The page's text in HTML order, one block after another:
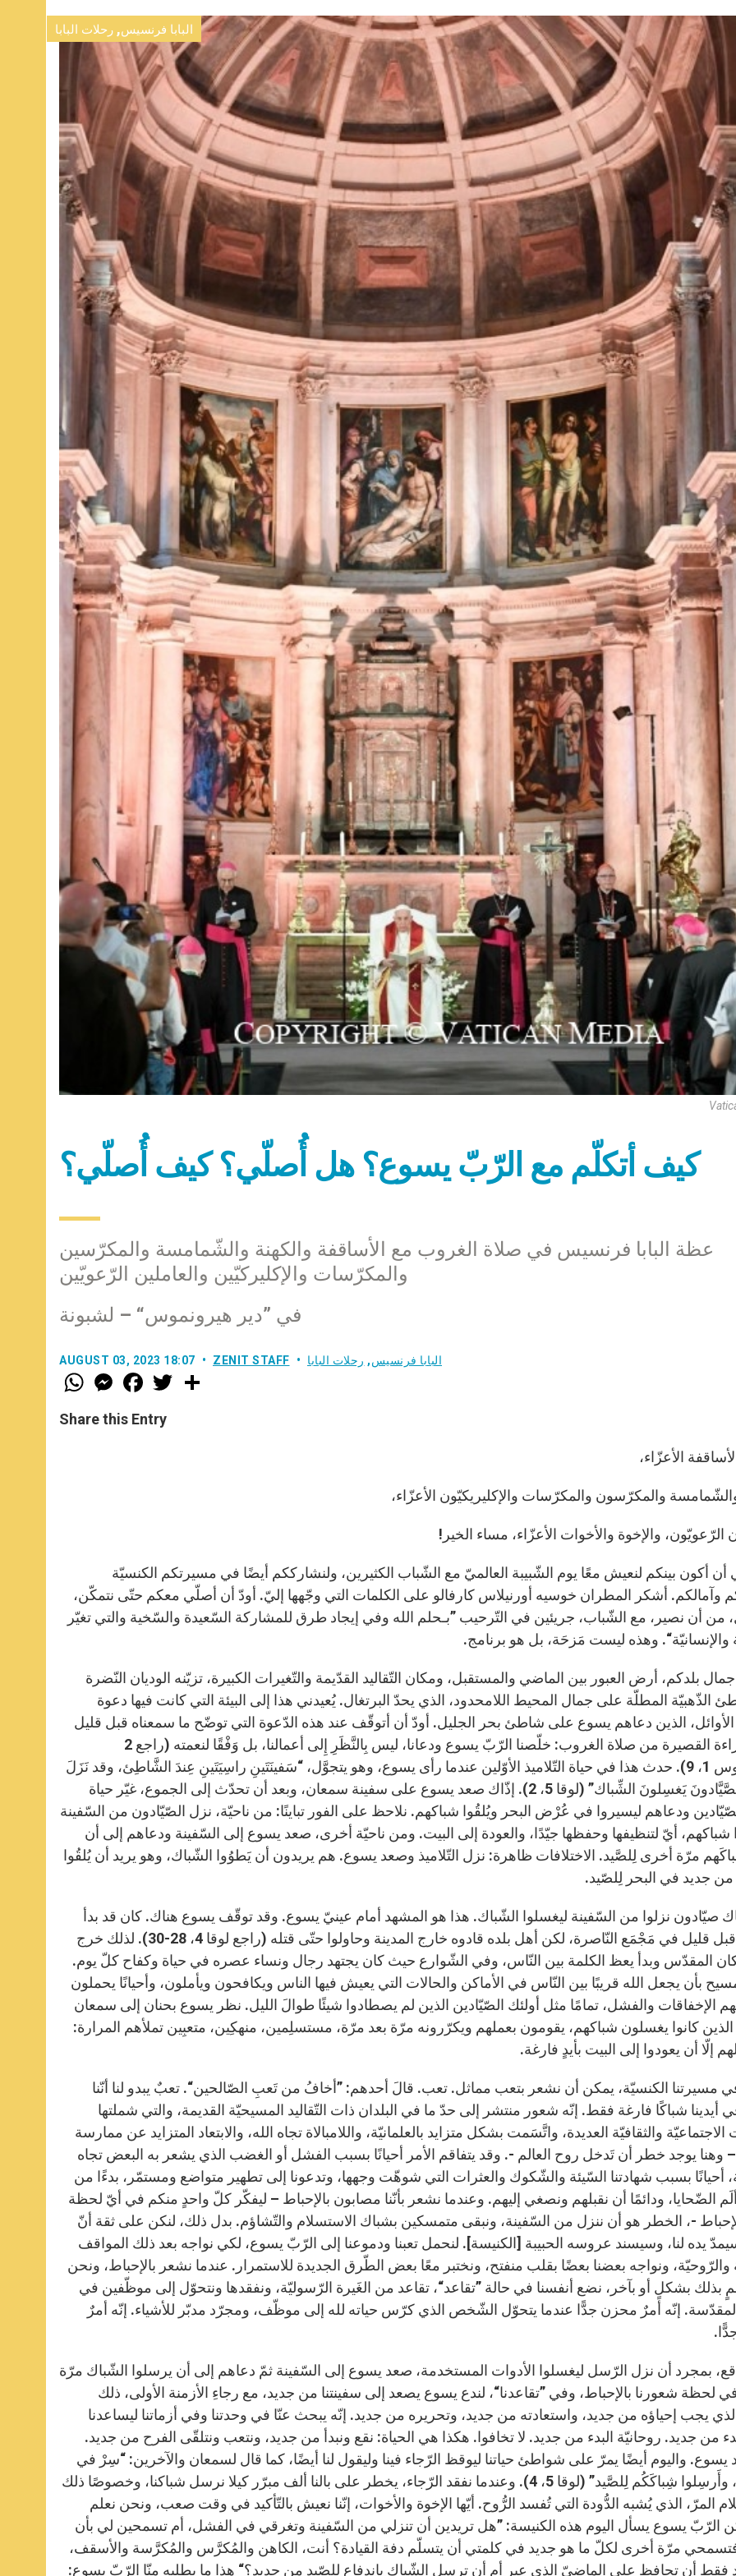
البابا فرنسيس, رحلات البابا
كيف أتكلّم مع الرّبّ يسوع؟ هل أُصلّي؟ كيف أُصلّي؟
عظة البابا فرنسيس في صلاة الغروب مع الأساقفة والكهنة والشّمامسة والمكرّسين
والمكرّسات والإكليركيّين والعاملين الرّعويّين
في ”دير هيرونموس“ – لشبونة
AUGUST 03, 2023 18:07 ZENIT STAFF البابا فرنسيس, رحلات البابا
W
h
t
s
M
e
s
e
F
a
e
b
w
Share this Entry
الأعزّاء،
والمكرّسون والمكرّسات والإكليريكيّون الأعزّاء،
الرّعويّون، والإخوة والأخوات الأعزّاء، مساء الخير!
أكون بينكم لنعيش معًا يوم الشّبيبة العالميّ مع الشّباب الكثيرين، ولنشارككم أيضًا في مسيرتكم الكنسيّة
وآمالكم. أشكر المطران خوسيه أورنيلاس كارفالو على الكلمات التي وجّهها إليّ. أودّ أن أصلّي معكم حتّى نتمكّن،
من أن نصير، مع الشّباب، جريئين في التّرحيب ”بـحلم الله وفي إيجاد طرق للمشاركة السّعيدة والسّخية والتي تغيّر
والإنسانيّة“. وهذه ليست مَزحَة، بل هو برنامج.
بلدكم، أرض العبور بين الماضي والمستقبل، ومكان التّقاليد القدّيمة والتّغيرات الكبيرة، تزيّنه الوديان النّضرة
الذّهبيّة المطلّة على جمال المحيط اللامحدود، الذي يحدّ البرتغال. يُعيدني هذا إلى البيئة التي كانت فيها دعوة
الأوائل، الذين دعاهم يسوع على شاطئ بحر الجليل. أودّ أن أتوقّف عند هذه الدّعوة التي توضّح ما سمعناه قبل قليل
في القراءة القصيرة من صلاة الغروب: خلّصنا الرّبّ يسوع ودعانا، ليس بِالنَّظَرِ إِلى أعمالنا، بل وَفْقًا لنعمته (راجع 2
طيموتاوس 1، 9). حدث هذا في حياة التّلاميذ الأوّلين عندما رأى يسوع، وهو يتجوَّل، “سَفينَتَينِ راسِيَتَينِ عِندَ الشَّاطِئ، وقد نَزَلَ
مِنهُما الصَّيَّادونَ يَغسِلونَ الشِّباك” (لوقا 5، 2). إذّاك صعد يسوع على سفينة سمعان، وبعد أن تحدّث إلى الجموع، غيّر حياة
ودعاهم ليسيروا في عُرْض البحر ويُلقُوا شباكهم. نلاحظ على الفور تباينًا: من ناحيّة، نزل الصّيّادون من السّفينة
شباكهم، أيّ لتنظيفها وحفظها جيّدًا، والعودة إلى البيت. ومن ناحيّة أخرى، صعد يسوع إلى السّفينة ودعاهم إلى أن
مرّة أخرى لِلصَّيد. الاختلافات ظاهرة: نزل التّلاميذ وصعد يسوع. هم يريدون أن يَطوُوا الشّباك، وهو يريد أن يُلقُوا
من جديد في البحر لِلصّيد.
صيّادون نزلوا من السّفينة ليغسلوا الشّباك. هذا هو المشهد أمام عينيّ يسوع. وقد توقّف يسوع هناك. كان قد بدأ
كرازته قبل قليل في مَجْمَع النّاصرة، لكن أهل بلده قادوه خارج المدينة وحاولوا حتّى قتله (راجع لوقا 4، 28-30). لذلك خرج
المقدّس وبدأ يعظ الكلمة بين النّاس، وفي الشّوارع حيث كان يجتهد رجال ونساء عصره في حياة وكفاح كلّ يوم.
بأن يجعل الله قريبًا بين النّاس في الأماكن والحالات التي يعيش فيها الناس ويكافحون ويأملون، وأحيانًا يحملون
الإخفاقات والفشل، تمامًا مثل أولئك الصّيّادين الذين لم يصطادوا شيئًا طوالَ الليل. نظر يسوع بحنان إلى سمعان
كانوا يغسلون شباكهم، يقومون بعملهم ويكرّرونه مرّة بعد مرّة، مستسلِمين، منهكِين، متعبِين تملأهم المرارة:
إلّا أن يعودوا إلى البيت بأيدٍ فارغة.
في مسيرتنا الكنسيّة، يمكن أن نشعر بتعب مماثل. تعب. قالَ أحدهم: ”أخافُ من تَعبِ الصّالحين“. تعبٌ يبدو لنا أنّنا
أيدينا شباكًا فارغة فقط. إنّه شعور منتشر إلى حدّ ما في البلدان ذات التّقاليد المسيحيّة القديمة، والتي شملتها
الاجتماعيّة والثقافيّة العديدة، واتَّسَمت بشكل متزايد بالعلمانيّة، واللامبالاة تجاه الله، والابتعاد المتزايد عن ممارسة
– وهنا يوجد خطر أن تَدخل روح العالم -. وقد يتفاقم الأمر أحيانًا بسبب الفشل أو الغضب الذي يشعر به البعض تجاه
أحيانًا بسبب شهادتنا السّيئة والشّكوك والعثرات التي شوهّت وجهها، وتدعونا إلى تطهير متواضع ومستمّر، بدءًا من
الضّحايا، ودائمًا أن نقبلهم ونصغي إليهم. وعندما نشعر بأنّنا مصابون بالإحباط – ليفكّر كلّ واحدٍ منكم في أيّ لحظة
-، الخطر هو أن ننزل من السّفينة، ونبقى متمسكين بشباك الاستسلام والتّشاؤم. بدل ذلك، لنكن على ثقة أنّ
يده لنا، وسيسند عروسه الحبيبة [الكنيسة]. لنحمل تعبنا ودموعنا إلى الرّبّ يسوع، لكي نواجه بعد ذلك المواقف
والرّوحيّة، ونواجه بعضنا بعضًا بقلب منفتح، ونختبر معًا بعض الطّرق الجديدة للاستمرار. عندما نشعر بالإحباط، ونحن
بذلك بشكلٍ أو بآخر، نضع أنفسنا في حالة ”تقاعد“، تقاعد من الغَيرة الرّسوليّة، ونفقدها ونتحوّل إلى موظّفين في
المقدّسة. إنّه أمرٌ محزن جدًّا عندما يتحوّل الشّخص الذي كرّس حياته لله إلى موظّف، ومجرّد مدبّر للأشياء. إنّه أمرٌ
بمجرد أن نزل الرّسل ليغسلوا الأدوات المستخدمة، صعد يسوع إلى السّفينة ثمّ دعاهم إلى أن يرسلوا الشّباك مرّة
لحظة شعورنا بالإحباط، وفي ”تقاعدنا“، لندع يسوع يصعد إلى سفينتنا من جديد، مع رجاءِ الأزمنة الأولى، ذلك
يجب إحياؤه من جديد، واستعادته من جديد، وتحريره من جديد. إنّه يبحث عنّا في وحدتنا وفي أزماتنا ليساعدنا
من جديد. روحانيّة البدء من جديد. لا تخافوا. هكذا هي الحياة: نقع ونبدأ من جديد، ونتعب ونتلقّى الفرح من جديد.
يسوع. واليوم أيضًا يمرّ على شواطئ حياتنا ليوقظ الرّجاء فينا وليقول لنا أيضًا، كما قال لسمعان والآخرين: “سِرْ في
العُرْض، وأَرسِلوا شِباكَكُم لِلصَّيد” (لوقا 5، 4). وعندما نفقد الرّجاء، يخطر على بالنا ألف مبرّر كيلا نرسل شباكنا، وخصوصًا ذلك
المرّ، الذي يُشبه الدُّودة التي تُفسد الرُّوح. أيّها الإخوة والأخوات، إنّنا نعيش بالتّأكيد في وقت صعب، ونحن نعلم
الرّبّ يسوع يسأل اليوم هذه الكنيسة: ”هل تريدين أن تنزلي من السّفينة وتغرقي في الفشل، أم تسمحين لي بأن
مرّة أخرى لكلّ ما هو جديد في كلمتي أن يتسلّم دفة القيادة؟ أنت، الكاهن والمُكرَّس والمُكرَّسة والأسقف،
فقط أن تحافظ على الماضيّ الذي عبر أم أن ترسل الشّباك باندفاع للصّيد من جديد؟“ هذا ما يطلبه منّا الرّبّ يسوع: